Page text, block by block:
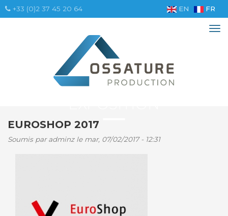
Aller
au +33 (0)2 37 45 20 64 EN FR
EUROSHOP 2017
Soumis paradminzle mar, 07/02/2017 - 12:31